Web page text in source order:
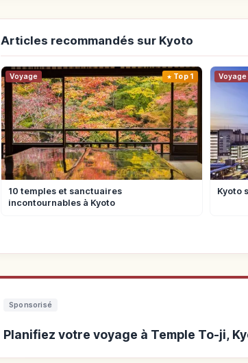
Articles recommandés sur Kyoto
Voyage Top 1
10 temples et sanctuaires
incontournables à Kyoto
Voyage
Kyoto
Sponsorisé
Planifiez votre voyage à Temple To-ji,